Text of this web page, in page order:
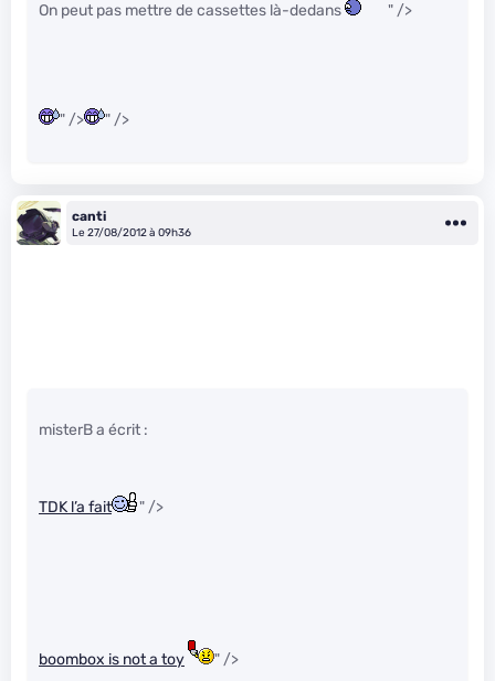
On peut pas mettre de cassettes là-dedans " />
" /> " />
canti
Le 27/08/2012 à 09h36
misterB a écrit :
TDK l’a fait " />
boombox is not a toy " />